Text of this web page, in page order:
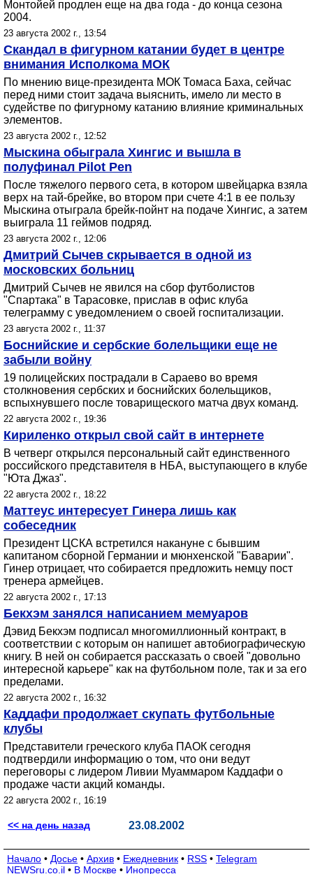
Монтойей продлен еще на два года - до конца сезона
2004.
23 августа 2002 г., 13:54
Скандал в фигурном катании будет в центре
внимания Исполкома МОК
По мнению вице-президента МОК Томаса Баха, сейчас
перед ними стоит задача выяснить, имело ли место в
судействе по фигурному катанию влияние криминальных
элементов.
23 августа 2002 г., 12:52
Мыскина обыграла Хингис и вышла в
полуфинал Pilot Pen
После тяжелого первого сета, в котором швейцарка взяла
верх на тай-брейке, во втором при счете 4:1 в ее пользу
Мыскина отыграла брейк-пойнт на подаче Хингис, а затем
выиграла 11 геймов подряд.
23 августа 2002 г., 12:06
Дмитрий Сычев скрывается в одной из
московских больниц
Дмитрий Сычев не явился на сбор футболистов
"Спартака" в Тарасовке, прислав в офис клуба
телеграмму с уведомлением о своей госпитализации.
23 августа 2002 г., 11:37
Боснийские и сербские болельщики еще не
забыли войну
19 полицейских пострадали в Сараево во время
столкновения сербских и боснийских болельщиков,
вспыхнувшего после товарищеского матча двух команд.
22 августа 2002 г., 19:36
Кириленко открыл свой сайт в интернете
В четверг открылся персональный сайт единственного
российского представителя в НБА, выступающего в клубе
"Юта Джаз".
22 августа 2002 г., 18:22
Маттеус интересует Гинера лишь как
собеседник
Президент ЦСКА встретился накануне с бывшим
капитаном сборной Германии и мюнхенской "Баварии".
Гинер отрицает, что собирается предложить немцу пост
тренера армейцев.
22 августа 2002 г., 17:13
Бекхэм занялся написанием мемуаров
Дэвид Бекхэм подписал многомиллионный контракт, в
соответствии с которым он напишет автобиографическую
книгу. В ней он собирается рассказать о своей "довольно
интересной карьере" как на футбольном поле, так и за его
пределами.
22 августа 2002 г., 16:32
Каддафи продолжает скупать футбольные
клубы
Представители греческого клуба ПАОК сегодня
подтвердили информацию о том, что они ведут
переговоры с лидером Ливии Муаммаром Каддафи о
продаже части акций команды.
22 августа 2002 г., 16:19
<< на день назад 23.08.2002
Начало • Досье • Архив • Ежедневник • RSS • Telegram
NEWSru.co.il • В Москве • Инопресса